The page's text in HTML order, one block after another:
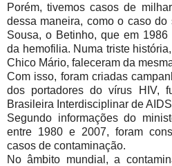
Porém, tivemos casos de
dessa maneira, como o caso
Sousa, o Betinho, que em
da hemofilia. Numa triste
Chico Mário, faleceram da
Com isso, foram criadas
dos portadores do vírus HIV,
Brasileira Interdisciplinar de
Segundo informações do
entre 1980 e 2007, foram
casos de contaminação.
No âmbito mundial, a